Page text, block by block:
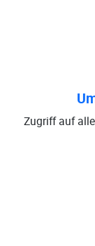
Zugriff auf alle